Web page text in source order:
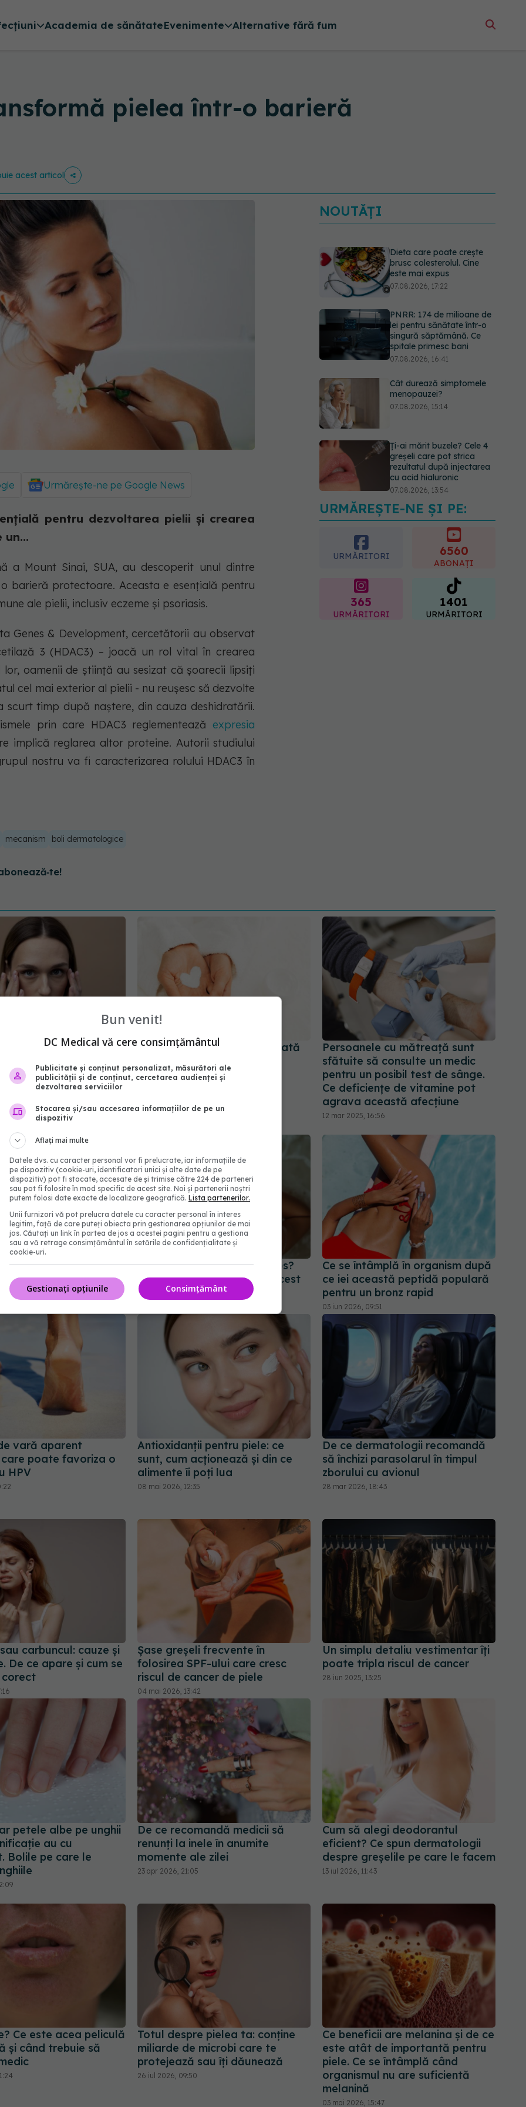
Academia de sănătateEvenimente Alternative fără fum
pielea într-o barieră
acest articol
Urmărește-ne pe Google News
pentru dezvoltarea pielii și crearea
a Mount Sinai, SUA, au descoperit unul dintre
barieră protectoare. Aceasta e esențială pentru
ale pielii, inclusiv eczeme și psoriasis.
Genes & Development, cercetătorii au observat
3 (HDAC3) – joacă un rol vital în crearea
oamenii de știință au sesizat că șoarecii lipsiți
cel mai exterior al pielii - nu reușesc să dezvolte
timp după naștere, din cauza deshidratării.
prin care HDAC3 reglementează expresia
implică reglarea altor proteine. Autorii studiului
nostru va fi caracterizarea rolului HDAC3 în
mecanism boli dermatologice
NOUTĂȚI
Dieta care poate crește
brusc colesterolul. Cine
este mai expus
07.08.2026, 17:22
PNRR: 174 de milioane de
lei pentru sănătate într-o
singură săptămână. Ce
spitale primesc bani
07.08.2026, 16:41
Cât durează simptomele
menopauzei?
07.08.2026, 15:14
Ți-ai mărit buzele? Cele 4
greșeli care pot strica
rezultatul după injectarea
cu acid hialuronic
07.08.2026, 13:54
Testul din deget care ar
putea indica riscul pentru 8
07.08.2026, 18:34
URMĂREȘTE-NE ȘI PE:
URMĂRITORI 6560
ABONAȚI
365
URMĂRITORI
1401
URMĂRITORI
cearcănele sub ochi
să scapi de ele.
tratamente care îți
tenul din zona
Semnul din palmă care îți arată
exact câtă cremă de față
trebuie să folosești
Persoanele cu mătreață sunt
sfătuite să consulte un medic
pentru un posibil test de sânge.
Ce deficiențe de vitamine pot
agrava această afecțiune
12 mar 2025, 16:56
riscuri
unghii și piele.
avertisment
Te speli pe păr cu capul în jos?
Adevărul medical despre acest
obicei
Ce se întâmplă în organism după
ce iei această peptidă populară
pentru un bronz rapid
03 iun 2026, 09:51
vară aparent
care poate favoriza o
HPV
Antioxidanții pentru piele: ce
sunt, cum acționează și din ce
alimente îi poți lua
08 mai 2026, 12:35
De ce dermatologii recomandă
să închizi parasolarul în timpul
zborului cu avionul
28 mar 2026, 18:43
carbuncul: cauze și
De ce apare și cum se
Șase greșeli frecvente în
folosirea SPF-ului care cresc
riscul de cancer de piele
04 mai 2026, 13:42
Un simplu detaliu vestimentar îți
poate tripla riscul de cancer
28 iun 2025, 13:25
petele albe pe unghii
au cu
Bolile pe care le
De ce recomandă medicii să
renunți la inele în anumite
momente ale zilei
23 apr 2026, 21:05
Cum să alegi deodorantul
eficient? Ce spun dermatologii
despre greșelile pe care le facem
13 iul 2026, 11:43
Ce este acea peliculă
și când trebuie să
Totul despre pielea ta: conține
miliarde de microbi care te
protejează sau îți dăunează
26 iul 2026, 09:50
Ce beneficii are melanina și de ce
este atât de importantă pentru
piele. Ce se întâmplă când
organismul nu are suficientă
melanină
03 mai 2026, 15:47
Bun venit!
DC Medical vă cere consimțământul
Publicitate și conținut personalizat, măsurători ale
publicității și de conținut, cercetarea audienței și
dezvoltarea serviciilor
Stocarea și/sau accesarea informațiilor de pe un
dispozitiv
Aflați mai multe
Datele dvs. cu caracter personal vor fi prelucrate, iar informațiile de
pe dispozitiv (cookie-uri, identificatori unici și alte date de pe
dispozitiv) pot fi stocate, accesate de și trimise către 224 de parteneri
sau pot fi folosite în mod specific de acest site. Noi și partenerii noștri
putem folosi date exacte de localizare geografică. Lista partenerilor.
Unii furnizori vă pot prelucra datele cu caracter personal în interes
legitim, față de care puteți obiecta prin gestionarea opțiunilor de mai
jos. Căutați un link în partea de jos a acestei pagini pentru a gestiona
sau a vă retrage consimțământul în setările de confidențialitate și
cookie-uri.
Consimțământ
Gestionați opțiunile